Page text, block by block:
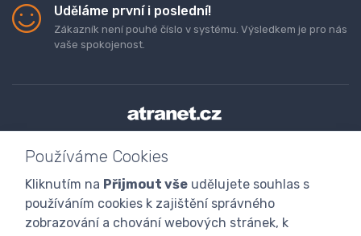
Uděláme první i poslední!
Zákazník není pouhé číslo v systému. Výsledkem je pro nás
vaše spokojenost.
Doprava a platba zboží
Obchodní podmínky
Program digitalizace
Používáme Cookies
Kliknutím na Přijmout vše udělujete souhlas s
používáním cookies k zajištění správného
zobrazování a chování webových stránek, k